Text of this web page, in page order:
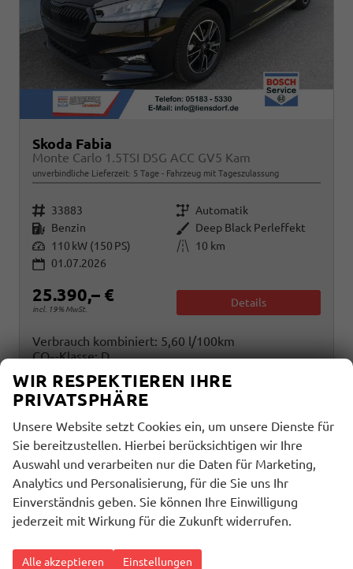
Skoda Fabia
Monte Carlo 1.5TSI DSG ACC GV5 Kam
unverbindliche Lieferzeit: 5 Tage Fahrzeug mit Tageszulassung
Fahrzeugnr. 33883 Getriebe Automatik
Kraftstoff Benzin Außenfarbe Deep Black Perleffekt
Leistung 110 kW (150 PS) Kilometerstand
10 km
01.07.2026
25.390,– €
incl. 19% MwSt.
Details
Verbrauch kombiniert: 5,60 l/100km
CO2-Klasse: D
2
WIR RESPEKTIEREN IHRE
PRIVATSPHÄRE
Unsere Website setzt Cookies ein, um unsere Dienste für
Sie bereitzustellen. Hierbei berücksichtigen wir Ihre
Auswahl und verarbeiten nur die Daten für Marketing,
Analytics und Personalisierung, für die Sie uns Ihr
Einverständnis geben. Sie können Ihre Einwilligung
jederzeit mit Wirkung für die Zukunft widerrufen.
Alle akzeptieren Einstellungen